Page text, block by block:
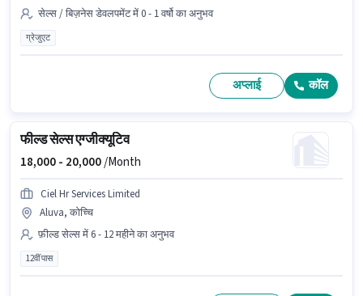
सेल्स / बिज़नेस डेवलपमेंट में 0 - 1 वर्षो का अनुभव
ग्रेजुएट
अप्लाई कॉल
फील्ड सेल्स एग्जीक्यूटिव
18,000 - 20,000/Month
Ciel Hr Services Limited
Aluva, कोच्चि
फ़ील्ड सेल्स में 6 - 12 महीने का अनुभव
12वीं पास